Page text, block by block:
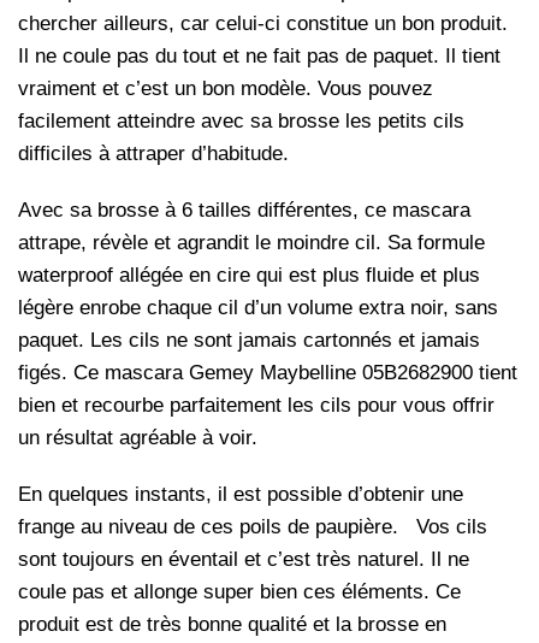
chercher ailleurs, car celui-ci constitue un bon produit.
Il ne coule pas du tout et ne fait pas de paquet. Il tient
vraiment et c’est un bon modèle. Vous pouvez
facilement atteindre avec sa brosse les petits cils
difficiles à attraper d’habitude.
Avec sa brosse à 6 tailles différentes, ce mascara
attrape, révèle et agrandit le moindre cil. Sa formule
waterproof allégée en cire qui est plus fluide et plus
légère enrobe chaque cil d’un volume extra noir, sans
paquet. Les cils ne sont jamais cartonnés et jamais
figés. Ce mascara Gemey Maybelline 05B2682900 tient
bien et recourbe parfaitement les cils pour vous offrir
un résultat agréable à voir.
En quelques instants, il est possible d’obtenir une
frange au niveau de ces poils de paupière. Vos cils
sont toujours en éventail et c’est très naturel. Il ne
coule pas et allonge super bien ces éléments. Ce
produit est de très bonne qualité et la brosse en